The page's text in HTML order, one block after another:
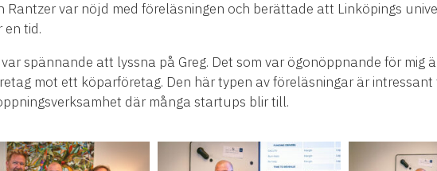
Rantzer var nöjd med föreläsningen och berättade att Linköpings
en tid.
spännande att lyssna på Greg. Det som var ögonöppnande för mig
mot ett köparföretag. Den här typen av föreläsningar är
där många startups blir till.